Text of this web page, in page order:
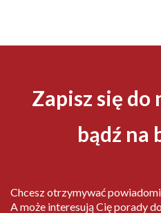
Zapisz się
bądź na
Chcesz otrzymywać
A może interesują Cię porady